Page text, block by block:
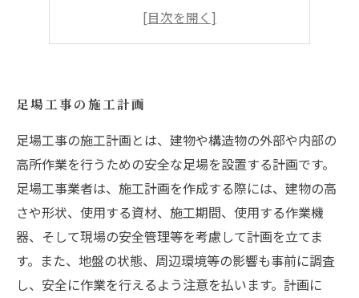
足場工事の施工作業の手順
足場工事の施工計画
足場工事の施工計画とは、建物や構造物の外部や内部の
高所作業を行うための安全な足場を設置する計画です。
足場工事業者は、施工計画を作成する際には、建物の高
さや形状、使用する資材、施工期間、使用する作業機
器、そして現場の安全管理等を考慮して計画を立てま
す。また、地盤の状態、周辺環境等の影響も事前に調査
し、安全に作業を行えるよう注意を払います。計画に